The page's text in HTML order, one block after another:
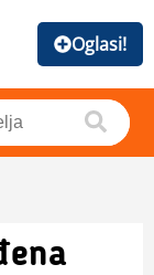
Oglasi!